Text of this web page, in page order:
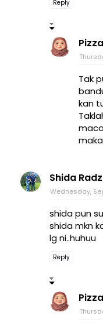
Reply
Tak
kan
Shida
Wednesday,
shida pun
shida mkn
lg ni..huhuu
Reply